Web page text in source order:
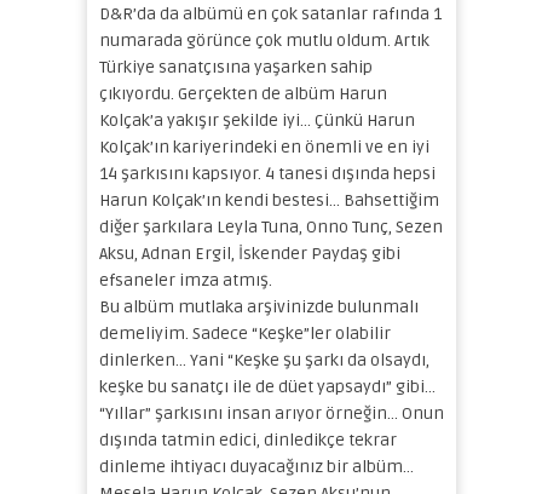
D&R’da da albümü en çok satanlar rafında 1
numarada görünce çok mutlu oldum. Artık
Türkiye sanatçısına yaşarken sahip
çıkıyordu. Gerçekten de albüm Harun
Kolçak’a yakışır şekilde iyi… Çünkü Harun
Kolçak’ın kariyerindeki en önemli ve en iyi
14 şarkısını kapsıyor. 4 tanesi dışında hepsi
Harun Kolçak’ın kendi bestesi… Bahsettiğim
diğer şarkılara Leyla Tuna, Onno Tunç, Sezen
Aksu, Adnan Ergil, İskender Paydaş gibi
efsaneler imza atmış.
Bu albüm mutlaka arşivinizde bulunmalı
demeliyim. Sadece “Keşke”ler olabilir
dinlerken… Yani “Keşke şu şarkı da olsaydı,
keşke bu sanatçı ile de düet yapsaydı” gibi…
“Yıllar” şarkısını insan arıyor örneğin… Onun
dışında tatmin edici, dinledikçe tekrar
dinleme ihtiyacı duyacağınız bir albüm…